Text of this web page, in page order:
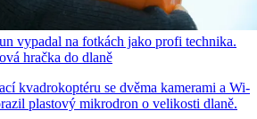
vypadal na fotkách jako profi technika.
hračka do dlaně
kvadrokoptéru se dvěma kamerami a Wi-
plastový mikrodron o velikosti dlaně.